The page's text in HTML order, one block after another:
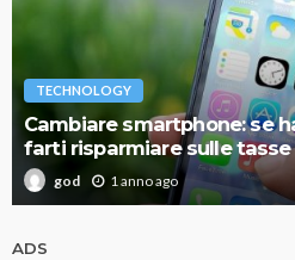
TECHNOLOGY
Cambiare smartphone: se
farti risparmiare sulle tasse
god 1 anno ago
ADS